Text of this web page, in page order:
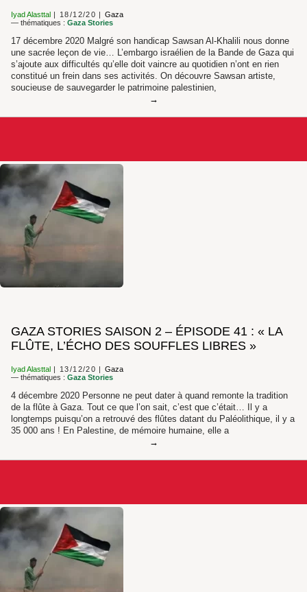
Iyad Alasttal 18/12/20
Gaza
— thématiques : Gaza Stories
17 décembre 2020 Malgré son handicap Sawsan Al-Khalili nous donne
une sacrée leçon de vie… L’embargo israélien de la Bande de Gaza qui
s’ajoute aux difficultés qu’elle doit vaincre au quotidien n’ont en rien
constitué un frein dans ses activités. On découvre Sawsan artiste,
soucieuse de sauvegarder le patrimoine palestinien,
GAZA STORIES SAISON 2 – ÉPISODE 41 : « LA
FLÛTE, L’ÉCHO DES SOUFFLES LIBRES »
Iyad Alasttal 13/12/20
Gaza
— thématiques : Gaza Stories
4 décembre 2020 Personne ne peut dater à quand remonte la tradition
de la flûte à Gaza. Tout ce que l’on sait, c’est que c’était… Il y a
longtemps puisqu’on a retrouvé des flûtes datant du Paléolithique, il y a
35 000 ans ! En Palestine, de mémoire humaine, elle a